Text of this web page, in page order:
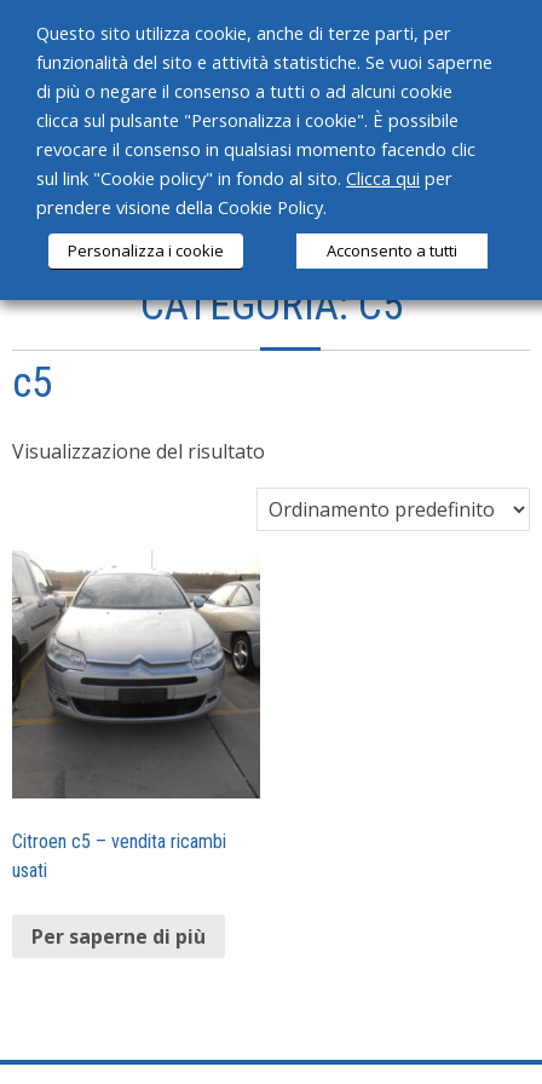
HOME
CHI SIAMO
SERVIZI
NEWS
CATEGORIA: C5
c5
Visualizzazione del risultato
Citroen c5 – vendita ricambi
usati
Per saperne di più
Questo sito utilizza cookie, anche di terze parti, per
funzionalità del sito e attività statistiche. Se vuoi saperne
di più o negare il consenso a tutti o ad alcuni cookie
clicca sul pulsante "Personalizza i cookie". È possibile
revocare il consenso in qualsiasi momento facendo clic
sul link "Cookie policy" in fondo al sito. Clicca qui per
prendere visione della Cookie Policy.
Personalizza i cookie Acconsento a tutti